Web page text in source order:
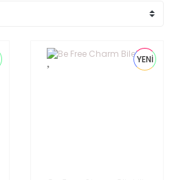
YENİ